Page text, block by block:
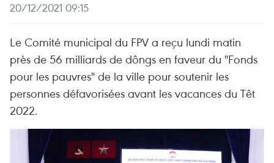
20/12/2021 09:15
Le Comité municipal du FPV a reçu lundi matin
près de 56 milliards de dôngs en faveur du "Fonds
pour les pauvres" de la ville pour soutenir les
personnes défavorisées avant les vacances du Têt
2022.